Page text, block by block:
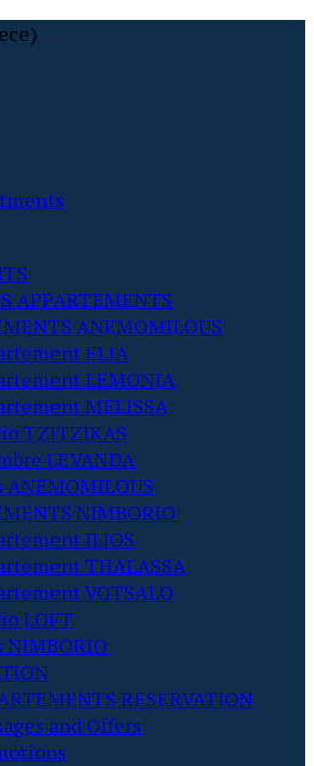
APPARTEMENTS
ANEMOMILOUS
ELIA
LEMONIA
MELISSA
TZITZIKAS
LEVANDA
ANEMOMILOUS
NIMBORIO
ILIOS
THALASSA
VOTSALO
LOFT
NIMBORIO
RESERVATION
and Offers